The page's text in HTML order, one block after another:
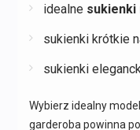
idealne sukienki
sukienki krótkie
sukienki
Wybierz idealny
garderoba powinna